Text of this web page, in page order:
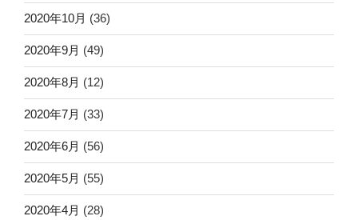
2020年10月 (36)
2020年9月 (49)
2020年8月 (12)
2020年7月 (33)
2020年6月 (56)
2020年5月 (55)
2020年4月 (28)